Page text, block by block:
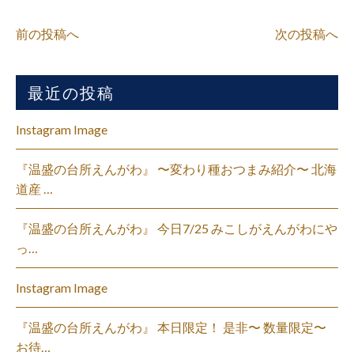
前の投稿へ 次の投稿へ
最近の投稿
Instagram Image
『温盛の台所えんがわ』 〜変わり種おつまみ紹介〜 北海
道産 …
『温盛の台所えんがわ』 今日7/25 みこしがえんがわにや
っ…
Instagram Image
『温盛の台所えんがわ』 本日限定！ 是非〜 数量限定〜
お待…